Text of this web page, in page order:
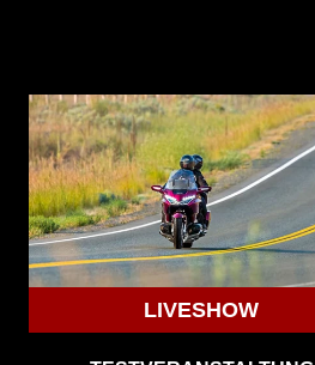
LIVESHOW